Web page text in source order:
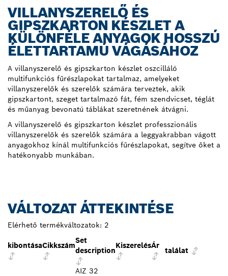
VILLANYSZERELŐ ÉS
GIPSZKARTON KÉSZLET A
KÜLÖNFÉLE ANYAGOK HOSSZÚ
ÉLETTARTAMÚ VÁGÁSÁHOZ
A villanyszerelő és gipszkarton készlet oszcilláló
multifunkciós fűrészlapokat tartalmaz, amelyeket
villanyszerelők és szerelők számára terveztek, akik
gipszkartont, szeget tartalmazó fát, fém szendvicset, téglát
és műanyag bevonatú táblákat szeretnének átvágni.
A villanyszerelő és gipszkarton készlet professzionális
villanyszerelők és szerelők számára a leggyakrabban vágott
anyagokhoz kínál multifunkciós fűrészlapokat, segítve őket a
hatékonyabb munkában.
VÁLTOZAT ÁTTEKINTÉSE
Elérhető termékváltozatok: 2
kibontásaCikkszám
Set
description
KiszerelésÁr
találat
AIZ 32